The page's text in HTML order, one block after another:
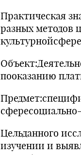
Практическая
разных методов
культурнойсфере
пооказанию
Цельданного
изучении и